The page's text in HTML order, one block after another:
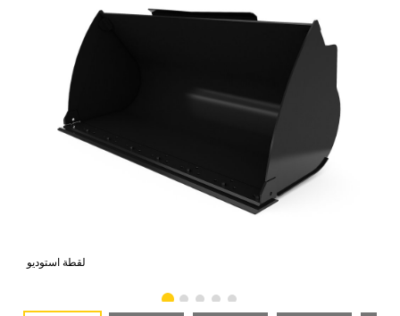
لقطة استوديو